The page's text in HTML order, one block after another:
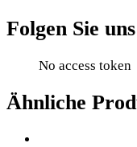
Folgen Sie
No access token
Ähnliche